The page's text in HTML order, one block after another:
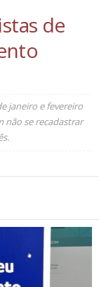
de
janeiro e fevereiro
não se recadastrar